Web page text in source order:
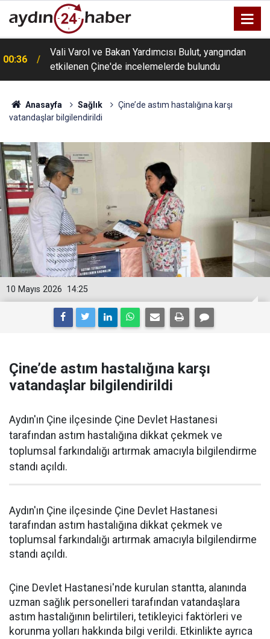
00:36
Vali Varol ve Bakan Yardımcısı Bulut, yangından
etkilenen Çine'de incelemelerde bulundu
Anasayfa Sağlık
Çine’de astım hastalığına karşı
vatandaşlar bilgilendirildi
14:25
10 Mayıs 2026
Çine’de astım hastalığına karşı
vatandaşlar bilgilendirildi
Aydın'ın Çine ilçesinde Çine Devlet Hastanesi
tarafından astım hastalığına dikkat çekmek ve
toplumsal farkındalığı artırmak amacıyla bilgilendirme
standı açıldı.
Aydın'ın Çine ilçesinde Çine Devlet Hastanesi
tarafından astım hastalığına dikkat çekmek ve
toplumsal farkındalığı artırmak amacıyla bilgilendirme
standı açıldı.
Çine Devlet Hastanesi'nde kurulan stantta, alanında
uzman sağlık personelleri tarafından vatandaşlara
astım hastalığının belirtileri, tetikleyici faktörleri ve
korunma yolları hakkında bilgi verildi. Etkinlikte ayrıca